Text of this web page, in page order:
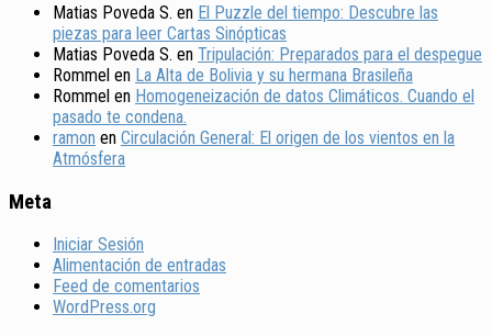
Matias Poveda S. en El Puzzle del tiempo: Descubre las
piezas para leer Cartas Sinópticas
Matias Poveda S. en Tripulación: Preparados para el despegue
Rommel en La Alta de Bolivia y su hermana Brasileña
Rommel en Homogeneización de datos Climáticos. Cuando el
pasado te condena.
ramon en Circulación General: El origen de los vientos en la
Atmósfera
Meta
Iniciar Sesión
Alimentación de entradas
Feed de comentarios
WordPress.org